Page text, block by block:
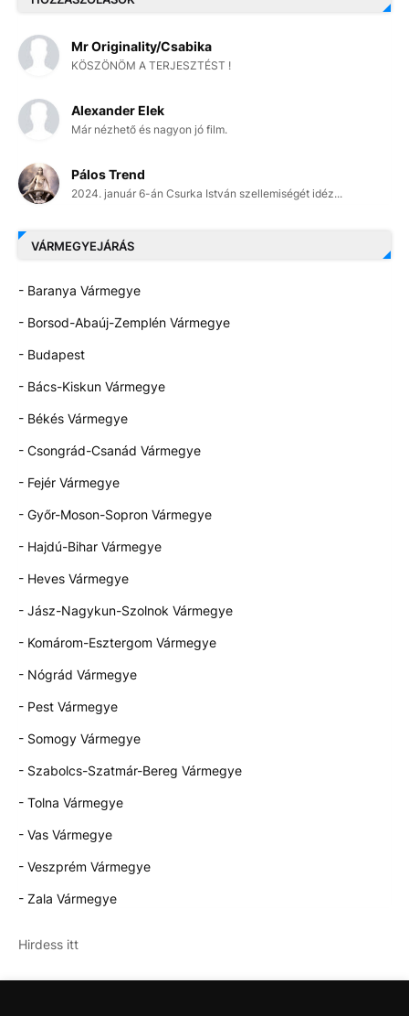
Mr Originality/Csabika
KÖSZÖNÖM A TERJESZTÉST !
Alexander Elek
Már nézhető és nagyon jó film.
Pálos Trend
2024. január 6-án Csurka István szellemiségét idéz...
VÁRMEGYEJÁRÁS
- Baranya Vármegye
- Borsod-Abaúj-Zemplén Vármegye
- Budapest
- Bács-Kiskun Vármegye
- Békés Vármegye
- Csongrád-Csanád Vármegye
- Fejér Vármegye
- Győr-Moson-Sopron Vármegye
- Hajdú-Bihar Vármegye
- Heves Vármegye
- Jász-Nagykun-Szolnok Vármegye
- Komárom-Esztergom Vármegye
- Nógrád Vármegye
- Pest Vármegye
- Somogy Vármegye
- Szabolcs-Szatmár-Bereg Vármegye
- Tolna Vármegye
- Vas Vármegye
- Veszprém Vármegye
- Zala Vármegye
Hirdess itt